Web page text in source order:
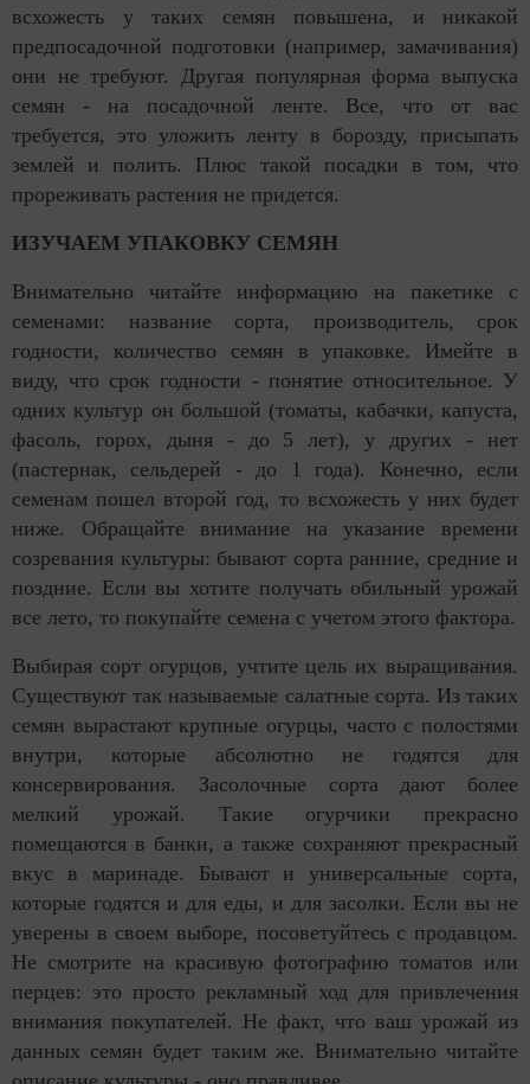
всхожесть у таких семян повышена, и никакой
предпосадочной подготовки (например, замачивания)
они не требуют. Другая популярная форма выпуска
семян - на посадочной ленте. Все, что от вас
требуется, это уложить ленту в борозду, присыпать
землей и полить. Плюс такой посадки в том, что
прореживать растения не придется.
ИЗУЧАЕМ УПАКОВКУ СЕМЯН
Внимательно читайте информацию на пакетике с
семенами: название сорта, производитель, срок
годности, количество семян в упаковке. Имейте в
виду, что срок годности - понятие относительное. У
одних культур он большой (томаты, кабачки, капуста,
фасоль, горох, дыня - до 5 лет), у других - нет
(пастернак, сельдерей - до 1 года). Конечно, если
семенам пошел второй год, то всхожесть у них будет
ниже. Обращайте внимание на указание времени
созревания культуры: бывают сорта ранние, средние и
поздние. Если вы хотите получать обильный урожай
все лето, то покупайте семена с учетом этого фактора.
Выбирая сорт огурцов, учтите цель их выращивания.
Существуют так называемые салатные сорта. Из таких
семян вырастают крупные огурцы, часто с полостями
внутри, которые абсолютно не годятся для
консервирования. Засолочные сорта дают более
мелкий урожай. Такие огурчики прекрасно
помещаются в банки, а также сохраняют прекрасный
вкус в маринаде. Бывают и универсальные сорта,
которые годятся и для еды, и для засолки. Если вы не
уверены в своем выборе, посоветуйтесь с продавцом.
Не смотрите на красивую фотографию томатов или
перцев: это просто рекламный ход для привлечения
внимания покупателей. Не факт, что ваш урожай из
данных семян будет таким же. Внимательно читайте